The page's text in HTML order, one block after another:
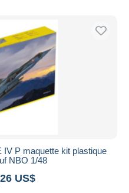
P maquette kit plastique
NBO 1/48
US$